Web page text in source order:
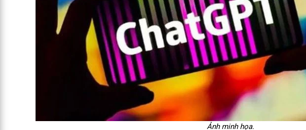
Ảnh minh họa.